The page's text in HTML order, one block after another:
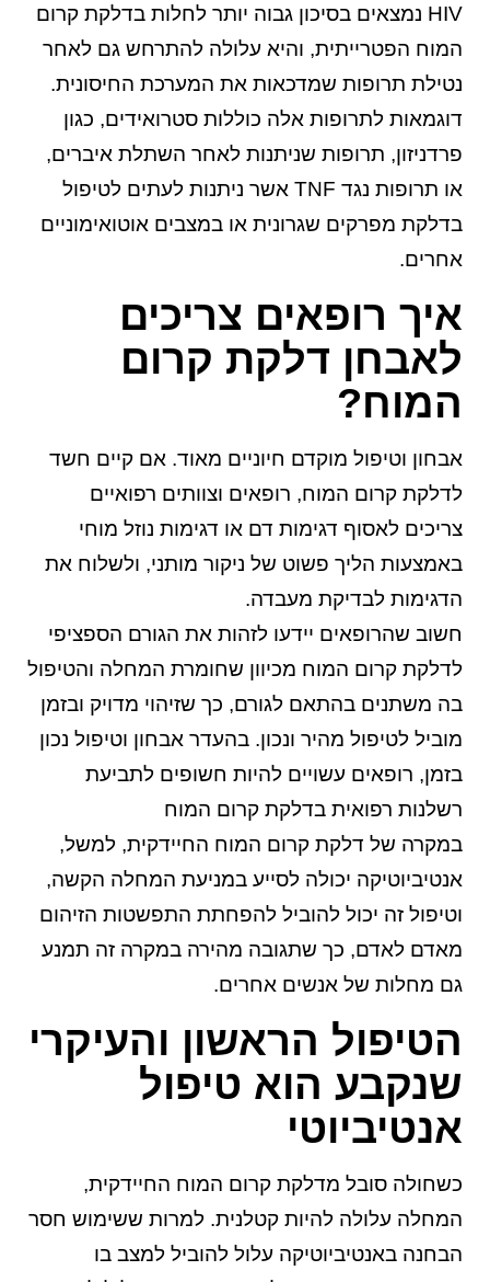
HIV נמצאים בסיכון גבוה יותר לחלות בדלקת קרום
המוח הפטרייתית, והיא עלולה להתרחש גם לאחר
נטילת תרופות שמדכאות את המערכת החיסונית.
דוגמאות לתרופות אלה כוללות סטרואידים, כגון
פרדניזון, תרופות שניתנות לאחר השתלת איברים,
או תרופות נגד TNF אשר ניתנות לעתים לטיפול
בדלקת מפרקים שגרונית או במצבים אוטואימוניים
אחרים.
איך רופאים צריכים
לאבחן דלקת קרום
המוח?
אבחון וטיפול מוקדם חיוניים מאוד. אם קיים חשד
לדלקת קרום המוח, רופאים וצוותים רפואיים
צריכים לאסוף דגימות דם או דגימות נוזל מוחי
באמצעות הליך פשוט של ניקור מותני, ולשלוח את
הדגימות לבדיקת מעבדה.
חשוב שהרופאים יידעו לזהות את הגורם הספציפי
לדלקת קרום המוח מכיוון שחומרת המחלה והטיפול
בה משתנים בהתאם לגורם, כך שזיהוי מדויק ובזמן
מוביל לטיפול מהיר ונכון. בהעדר אבחון וטיפול נכון
בזמן, רופאים עשויים להיות חשופים לתביעת
רשלנות רפואית בדלקת קרום המוח
במקרה של דלקת קרום המוח החיידקית, למשל,
אנטיביוטיקה יכולה לסייע במניעת המחלה הקשה,
וטיפול זה יכול להוביל להפחתת התפשטות הזיהום
מאדם לאדם, כך שתגובה מהירה במקרה זה תמנע
גם מחלות של אנשים אחרים.
הטיפול הראשון והעיקרי
שנקבע הוא טיפול
אנטיביוטי
כשחולה סובל מדלקת קרום המוח החיידקית,
המחלה עלולה להיות קטלנית. למרות ששימוש חסר
הבחנה באנטיביוטיקה עלול להוביל למצב בו